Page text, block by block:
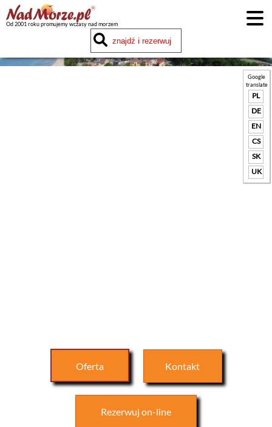
Od 2001 roku promujemy wczasy nad morzem
Google
translate
PL
DE
EN
CS
SK
UK
Oferta Kontakt
Rezerwuj on-line